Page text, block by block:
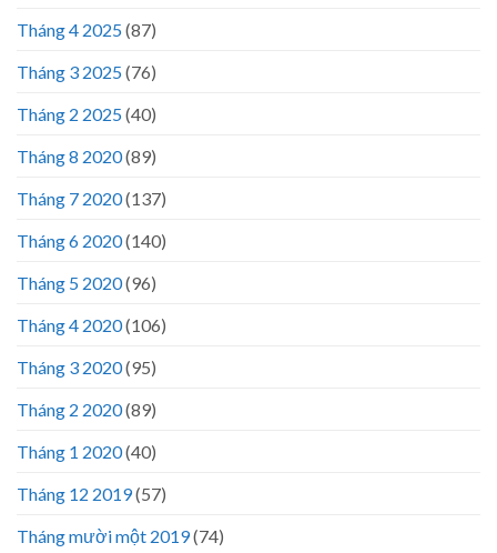
Tháng 4 2025(87)
Tháng 3 2025(76)
Tháng 2 2025(40)
Tháng 8 2020(89)
Tháng 7 2020(137)
Tháng 6 2020(140)
Tháng 5 2020(96)
Tháng 4 2020(106)
Tháng 3 2020(95)
Tháng 2 2020(89)
Tháng 1 2020(40)
Tháng 12 2019(57)
Tháng mười một 2019(74)